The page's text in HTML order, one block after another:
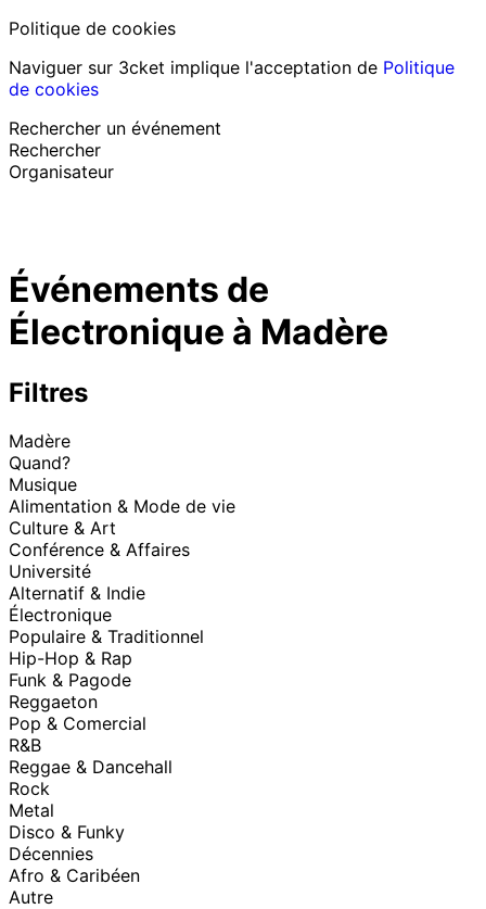
Politique de cookies
Naviguer sur 3cket implique l'acceptation de Politique
de cookies
Rechercher un événement
Rechercher
Organisateur
Assistance au participantJ’ai perdu mon billet
Login Promouvoir événement
Événements de
Électronique à Madère
Filtres
Madère
Quand?
Musique
Alimentation & Mode de vie
Culture & Art
Conférence & Affaires
Université
Alternatif & Indie
Électronique
Populaire & Traditionnel
Hip-Hop & Rap
Funk & Pagode
Reggaeton
Pop & Comercial
R&B
Reggae & Dancehall
Rock
Metal
Disco & Funky
Décennies
Afro & Caribéen
Autre